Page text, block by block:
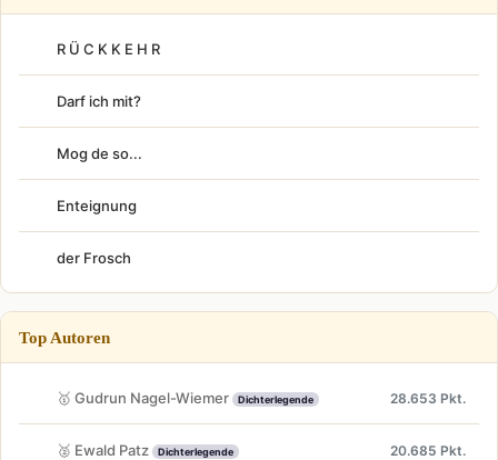
R Ü C K K E H R
Darf ich mit?
Mog de so...
Enteignung
der Frosch
Top Autoren
🥇 Gudrun Nagel-Wiemer Dichterlegende 28.653 Pkt.
🥈 Ewald Patz Dichterlegende 20.685 Pkt.